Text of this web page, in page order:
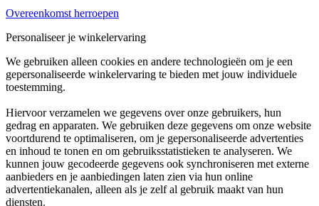
Overeenkomst herroepen
Personaliseer je winkelervaring
We gebruiken alleen cookies en andere technologieën om je een
gepersonaliseerde winkelervaring te bieden met jouw individuele
toestemming.
Hiervoor verzamelen we gegevens over onze gebruikers, hun
gedrag en apparaten. We gebruiken deze gegevens om onze website
voortdurend te optimaliseren, om je gepersonaliseerde advertenties
en inhoud te tonen en om gebruiksstatistieken te analyseren. We
kunnen jouw gecodeerde gegevens ook synchroniseren met externe
aanbieders en je aanbiedingen laten zien via hun online
advertentiekanalen, alleen als je zelf al gebruik maakt van hun
diensten.